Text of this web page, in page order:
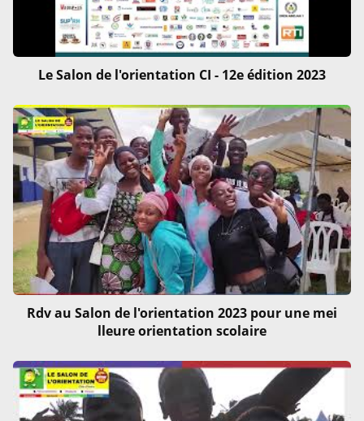
Le Salon de l'orientation CI - 12e édition 2023
Rdv au Salon de l'orientation 2023 pour une mei
lleure orientation scolaire